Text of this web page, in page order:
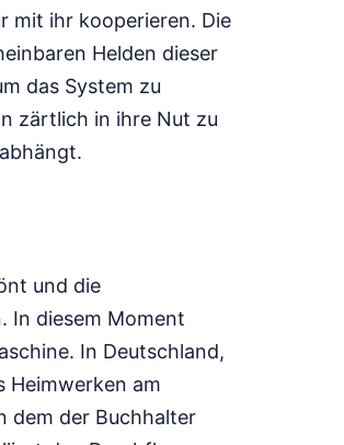
mit ihr kooperieren. Die
Helden dieser
das System zu
zärtlich in ihre Nut zu
und die
In diesem Moment
In Deutschland,
Heimwerken am
dem der Buchhalter